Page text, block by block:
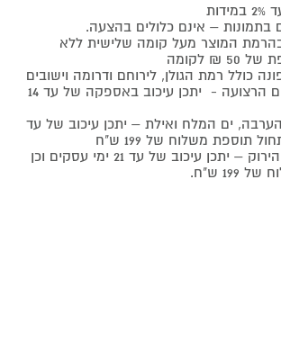
בתמונות – אינם כלולים בהצעה.
המוצר מעל קומה שלישית ללא
לקומה
כולל רמת הגולן, לירוחם ודרומה וישובים
סמוכים לגדר בדרום הרצועה - יתכן עיכוב באספקה של עד 14
ים המלח ואילת – יתכן עיכוב של עד
אזורים מעבר לקו הירוק – יתכן עיכוב של עד 21 ימי עסקים וכן
ש"ח.